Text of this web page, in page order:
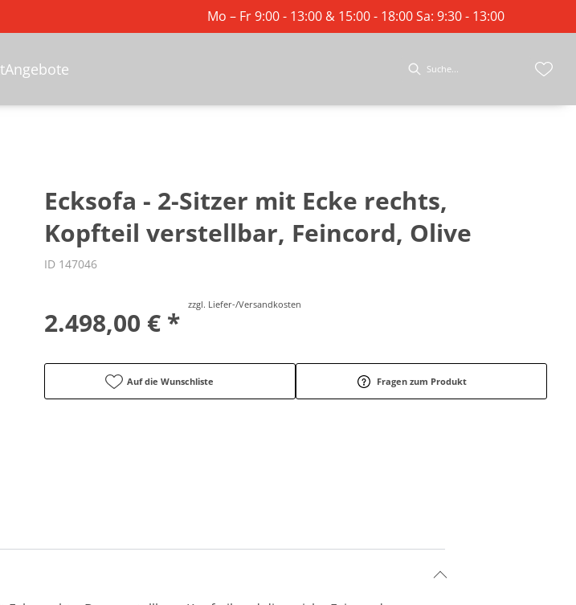
Mo – Fr 9:00 - 13:00 & 15:00 - 18:00 Sa: 9:30 - 13:00
Angebote
Ecksofa - 2-Sitzer mit Ecke rechts,
Kopfteil verstellbar, Feincord, Olive
ID 147046
2.498,00 € *
zzgl. Liefer-/Versandkosten
Auf die Wunschliste Fragen zum Produkt